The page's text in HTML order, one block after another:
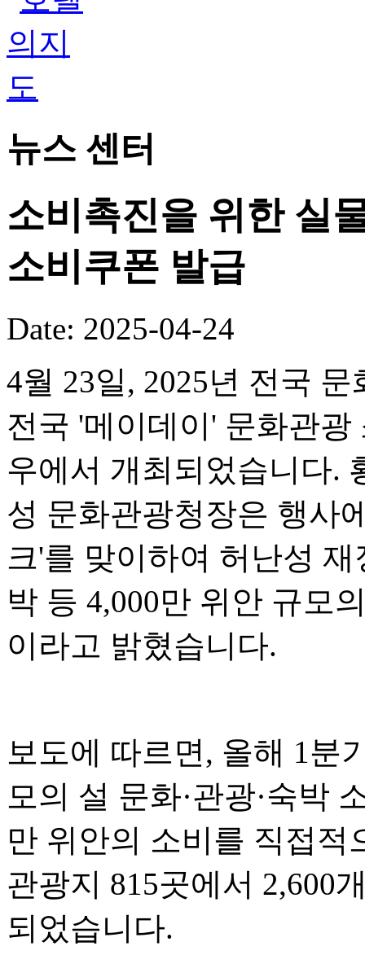
뉴스 센터
소비촉진을 위한 실
소비쿠폰 발급
Date: 2025-04-24
4월 23일, 2025년 전국
전국 '메이데이' 문화관
우에서 개최되었습니다.
성 문화관광청장은 행사
크'를 맞이하여 허난성
박 등 4,000만 위안 규모
이라고 밝혔습니다.
보도에 따르면, 올해 1분
모의 설 문화·관광·숙박
만 위안의 소비를 직접
관광지 815곳에서 2,600
되었습니다.